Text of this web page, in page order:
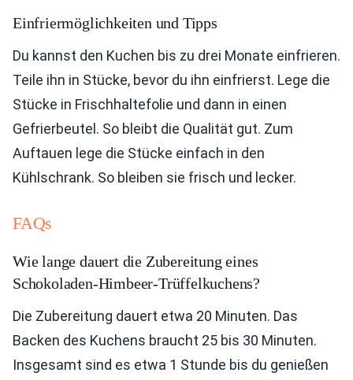
Einfriermöglichkeiten und Tipps
Du kannst den Kuchen bis zu drei Monate einfrieren.
Teile ihn in Stücke, bevor du ihn einfrierst. Lege die
Stücke in Frischhaltefolie und dann in einen
Gefrierbeutel. So bleibt die Qualität gut. Zum
Auftauen lege die Stücke einfach in den
Kühlschrank. So bleiben sie frisch und lecker.
FAQs
Wie lange dauert die Zubereitung eines
Schokoladen-Himbeer-Trüffelkuchens?
Die Zubereitung dauert etwa 20 Minuten. Das
Backen des Kuchens braucht 25 bis 30 Minuten.
Insgesamt sind es etwa 1 Stunde bis du genießen